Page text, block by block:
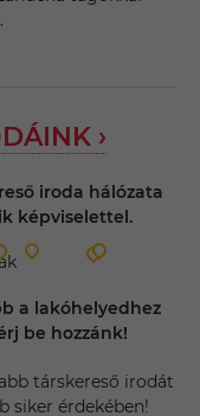
›
iroda hálózata
képviselettel.
a lakóhelyedhez
be hozzánk!
társkereső irodát
siker érdekében!